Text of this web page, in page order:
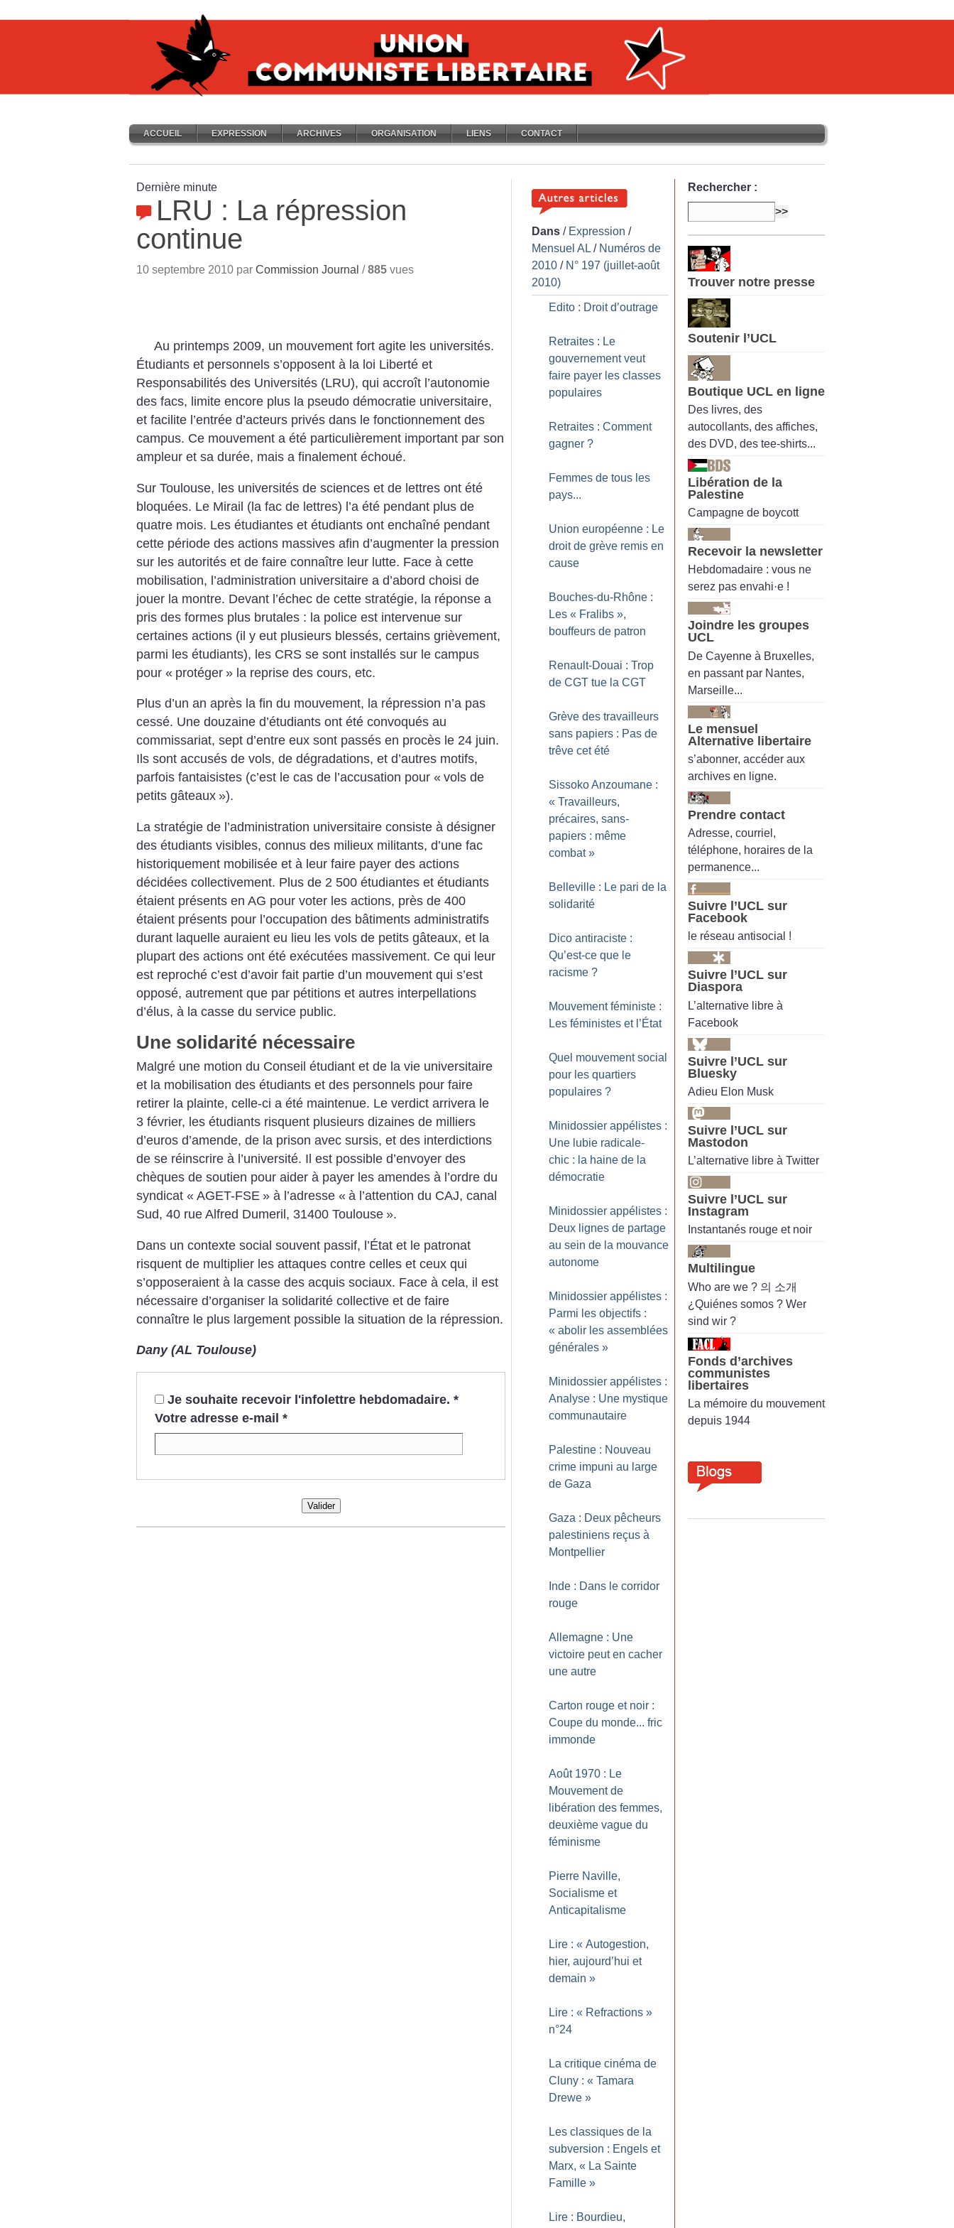
ACCUEIL EXPRESSION ARCHIVES ORGANISATION LIENS CONTACT
Dernière minute
LRU : La répression
continue
10 septembre 2010 par Commission Journal /885 vues
Au printemps 2009, un mouvement fort agite les universités.
Étudiants et personnels s’opposent à la loi Liberté et
Responsabilités des Universités (LRU), qui accroît l’autonomie
des facs, limite encore plus la pseudo démocratie universitaire,
et facilite l’entrée d’acteurs privés dans le fonctionnement des
campus. Ce mouvement a été particulièrement important par son
ampleur et sa durée, mais a finalement échoué.
Sur Toulouse, les universités de sciences et de lettres ont été
bloquées. Le Mirail (la fac de lettres) l’a été pendant plus de
quatre mois. Les étudiantes et étudiants ont enchaîné pendant
cette période des actions massives afin d’augmenter la pression
sur les autorités et de faire connaître leur lutte. Face à cette
mobilisation, l’administration universitaire a d’abord choisi de
jouer la montre. Devant l’échec de cette stratégie, la réponse a
pris des formes plus brutales : la police est intervenue sur
certaines actions (il y eut plusieurs blessés, certains grièvement,
parmi les étudiants), les CRS se sont installés sur le campus
pour « protéger » la reprise des cours, etc.
Plus d’un an après la fin du mouvement, la répression n’a pas
cessé. Une douzaine d’étudiants ont été convoqués au
commissariat, sept d’entre eux sont passés en procès le 24 juin.
Ils sont accusés de vols, de dégradations, et d’autres motifs,
parfois fantaisistes (c’est le cas de l’accusation pour « vols de
petits gâteaux »).
La stratégie de l’administration universitaire consiste à désigner
des étudiants visibles, connus des milieux militants, d’une fac
historiquement mobilisée et à leur faire payer des actions
décidées collectivement. Plus de 2 500 étudiantes et étudiants
étaient présents en AG pour voter les actions, près de 400
étaient présents pour l’occupation des bâtiments administratifs
durant laquelle auraient eu lieu les vols de petits gâteaux, et la
plupart des actions ont été exécutées massivement. Ce qui leur
est reproché c’est d’avoir fait partie d’un mouvement qui s’est
opposé, autrement que par pétitions et autres interpellations
d’élus, à la casse du service public.
Une solidarité nécessaire
Malgré une motion du Conseil étudiant et de la vie universitaire
et la mobilisation des étudiants et des personnels pour faire
retirer la plainte, celle-ci a été maintenue. Le verdict arrivera le
3 février, les étudiants risquent plusieurs dizaines de milliers
d’euros d’amende, de la prison avec sursis, et des interdictions
de se réinscrire à l’université. Il est possible d’envoyer des
chèques de soutien pour aider à payer les amendes à l’ordre du
syndicat « AGET-FSE » à l’adresse « à l’attention du CAJ, canal
Sud, 40 rue Alfred Dumeril, 31400 Toulouse ».
Dans un contexte social souvent passif, l’État et le patronat
risquent de multiplier les attaques contre celles et ceux qui
s’opposeraient à la casse des acquis sociaux. Face à cela, il est
nécessaire d’organiser la solidarité collective et de faire
connaître le plus largement possible la situation de la répression.
Dany (AL Toulouse)
Je souhaite recevoir l'infolettre hebdomadaire. *
Votre adresse e-mail *
Valider
Dans / Expression /
Mensuel AL / Numéros de
2010 / N° 197 (juillet-août
2010)
Edito : Droit d’outrage
Retraites : Le
gouvernement veut
faire payer les classes
populaires
Retraites : Comment
gagner ?
Femmes de tous les
pays...
Union européenne : Le
droit de grève remis en
cause
Bouches-du-Rhône :
Les « Fralibs »,
bouffeurs de patron
Renault-Douai : Trop
de CGT tue la CGT
Grève des travailleurs
sans papiers : Pas de
trêve cet été
Sissoko Anzoumane :
« Travailleurs,
précaires, sans-
papiers : même
combat »
Belleville : Le pari de la
solidarité
Dico antiraciste :
Qu’est-ce que le
racisme ?
Mouvement féministe :
Les féministes et l’État
Quel mouvement social
pour les quartiers
populaires ?
Minidossier appélistes :
Une lubie radicale-
chic : la haine de la
démocratie
Minidossier appélistes :
Deux lignes de partage
au sein de la mouvance
autonome
Minidossier appélistes :
Parmi les objectifs :
« abolir les assemblées
générales »
Minidossier appélistes :
Analyse : Une mystique
communautaire
Palestine : Nouveau
crime impuni au large
de Gaza
Gaza : Deux pêcheurs
palestiniens reçus à
Montpellier
Inde : Dans le corridor
rouge
Allemagne : Une
victoire peut en cacher
une autre
Carton rouge et noir :
Coupe du monde... fric
immonde
Août 1970 : Le
Mouvement de
libération des femmes,
deuxième vague du
féminisme
Pierre Naville,
Socialisme et
Anticapitalisme
Lire : « Autogestion,
hier, aujourd’hui et
demain »
Lire : « Refractions »
n°24
La critique cinéma de
Cluny : « Tamara
Drewe »
Les classiques de la
subversion : Engels et
Marx, « La Sainte
Famille »
Lire : Bourdieu,
Rechercher :
Trouver notre presse
Soutenir l’UCL
Boutique UCL en ligne
Des livres, des
autocollants, des affiches,
des DVD, des tee-shirts...
Libération de la
Palestine
Campagne de boycott
Recevoir la newsletter
Hebdomadaire : vous ne
serez pas envahi·e !
Joindre les groupes
UCL
De Cayenne à Bruxelles,
en passant par Nantes,
Marseille...
Le mensuel
Alternative libertaire
s’abonner, accéder aux
archives en ligne.
Prendre contact
Adresse, courriel,
téléphone, horaires de la
permanence...
Suivre l’UCL sur
Facebook
le réseau antisocial !
Suivre l’UCL sur
Diaspora
L’alternative libre à
Facebook
Suivre l’UCL sur
Bluesky
Adieu Elon Musk
Suivre l’UCL sur
Mastodon
L’alternative libre à Twitter
Suivre l’UCL sur
Instagram
Instantanés rouge et noir
Multilingue
Who are we ? 의 소개
¿Quiénes somos ? Wer
sind wir ?
Fonds d’archives
communistes
libertaires
La mémoire du mouvement
depuis 1944